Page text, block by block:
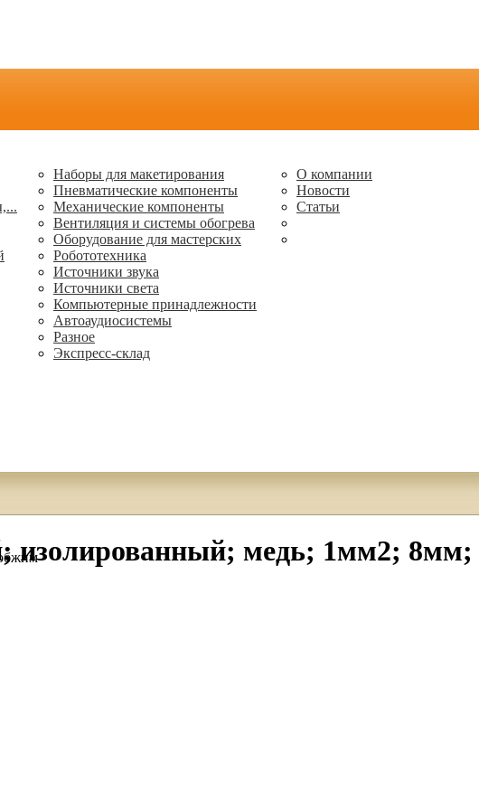
Наборы для макетирования
Пневматические компоненты
Механические компоненты
Вентиляция и системы обогрева
Оборудование для мастерских
Робототехника
Источники звука
Источники света
Компьютерные принадлежности
Автоаудиосистемы
Разное
Экспресс-склад
О компании
Новости
Статьи
изолированный; медь; 1мм2;